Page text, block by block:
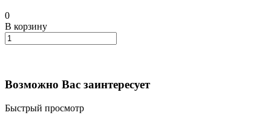
0
В корзину
Возможно Вас заинтересует
Быстрый просмотр